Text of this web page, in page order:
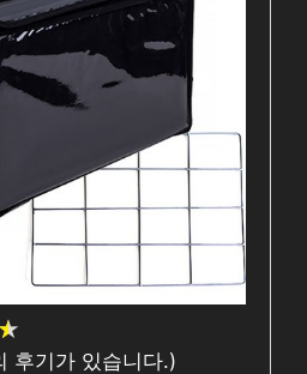
★
★
후기가 있습니다.)